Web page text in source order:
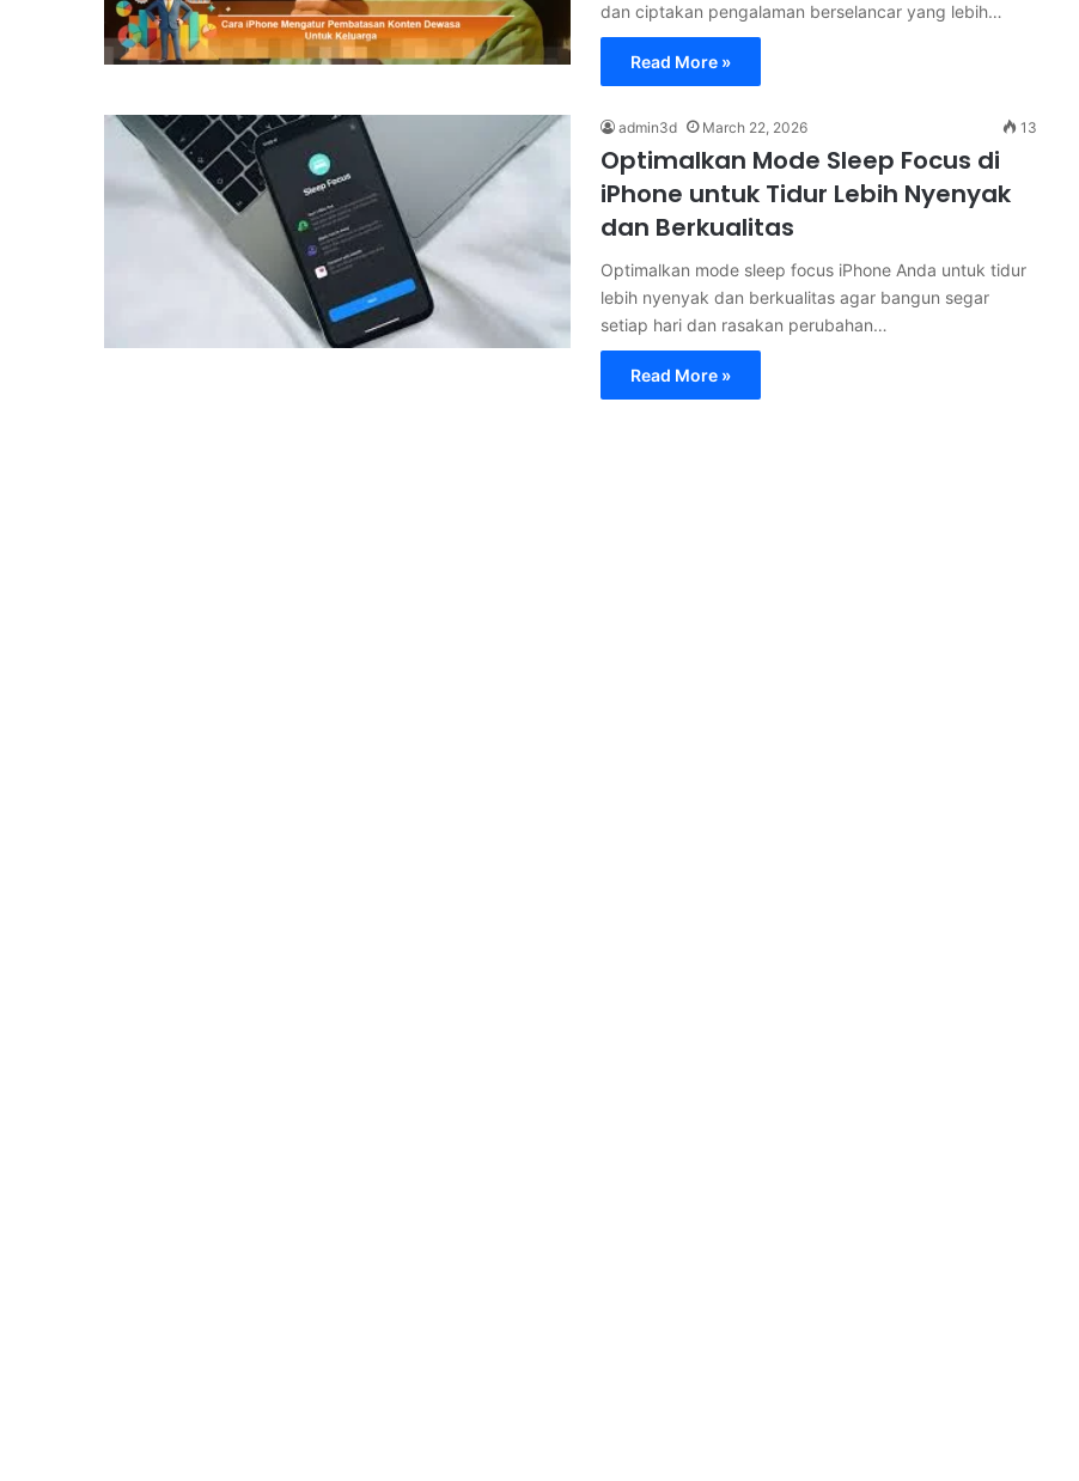
dan ciptakan pengalaman berselancar yang lebih…
Read More »
admin3d March 22, 2026 13
Optimalkan Mode Sleep Focus di
iPhone untuk Tidur Lebih Nyenyak
dan Berkualitas
Optimalkan mode sleep focus iPhone Anda untuk tidur
lebih nyenyak dan berkualitas agar bangun segar
setiap hari dan rasakan perubahan…
Read More »